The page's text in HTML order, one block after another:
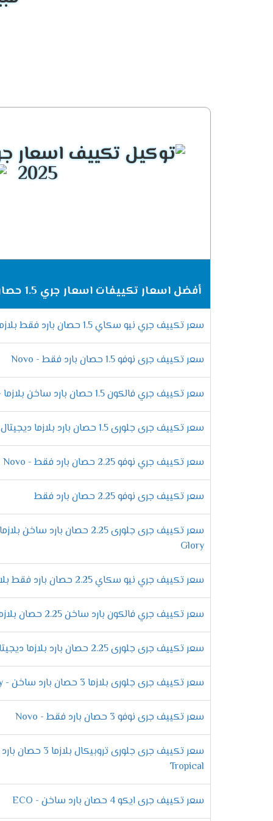
يتم تحرك العميل به يعنى مهما تم التحرك
لأن الصوت العالى يسبب للعميل أزعاج ولا
حتى يتم تشغيله فى هدوء وراحة وده لا
استخدامه فى الشتاء على الوضع الساخن
مميزات خاصية البلازما كلاستر
نضيف كل جديد فى المكيف حتى نقدم الافضل
نستطيع التخلص منها كما أنها تقوم بتوزيع
التميز بخاصية التشغيل الجاف
ملحوظ حتى لا تسبب ازعاج للعميل
الانفراد بخاصية منع تكون ثلج
علشان بعض العملاء يعانى من اتلاف
خاصية منع تكون الثلج التى تعمل على
فلاتر تنظيف الهواء
الفلاتر يظهر لنا وقت تنظيفها حتى نحافظ
وحدة خارجية ضد الصدأ
تتعرض الوحدة الخارجية فى المكيف الى
كفاءتها من التلف ومهما تعرضت الى
التميز بأفضل درجة من التبريد
الجهاز حتى لا تشعر بحر الصيف وتنزعج
الانفراد بخاصية تدفق الهواء
الان عند شراء جهاز جرى هتكون منفرد بكل
للعميل لأن الجهاز يقوم بتوفير
الهواء أعلى الغرفه .
2025
أفضل اسعار تكييفات اسعار جري 1.5 حصان 2025
سعر تكييف جري نيو سكاي 1.5 حصان بارد فقط بلازما - sky
سعر تكييف جرى نوفو 1.5 حصان بارد فقط - Novo
سعر تكييف جري فالكون 1.5 حصان بارد ساخن بلازما - Falcon
سعر تكييف جرى جلورى 1.5 حصان بارد بلازما ديجيتال - Glory
سعر تكييف جري نوفو 2.25 حصان بارد فقط - Novo
سعر تكييف جرى نوفو 2.25 حصان بارد فقط
سعر تكييف جرى جلورى 2.25 حصان بارد
Glory
سعر تكييف جري نيو سكاي 2.25 حصان بارد فقط بلازما - SKY
سعر تكييف جري فالكون بارد ساخن 2.25 حصان بلازما - Falcon
سعر تكييف جرى جلورى 2.25 حصان بارد بلازما ديجيتال
سعر تكييف جرى جلورى بلازما 3 حصان بارد ساخن - Glory
سعر تكييف جرى نوفو 3 حصان بارد فقط - Novo
Tropical
سعر تكييف جرى ايكو 4 حصان بارد ساخن - ECO